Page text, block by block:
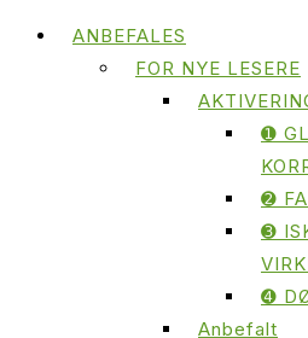
ANBEFALES
FOR NYE LESERE
➊
➋
➌
➍
Anbefalt